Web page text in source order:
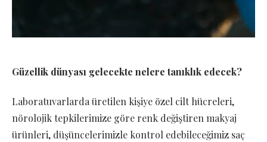
Güzellik dünyası gelecekte nelere tanıklık edecek?
Laboratuvarlarda üretilen kişiye özel cilt hücreleri,
nörolojik tepkilerimize göre renk değiştiren makyaj
ürünleri, düşüncelerimizle kontrol edebileceğimiz saç